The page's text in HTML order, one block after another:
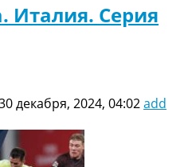
Италия. Серия
декабря, 2024, 04:02add